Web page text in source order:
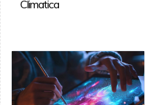
Climatica